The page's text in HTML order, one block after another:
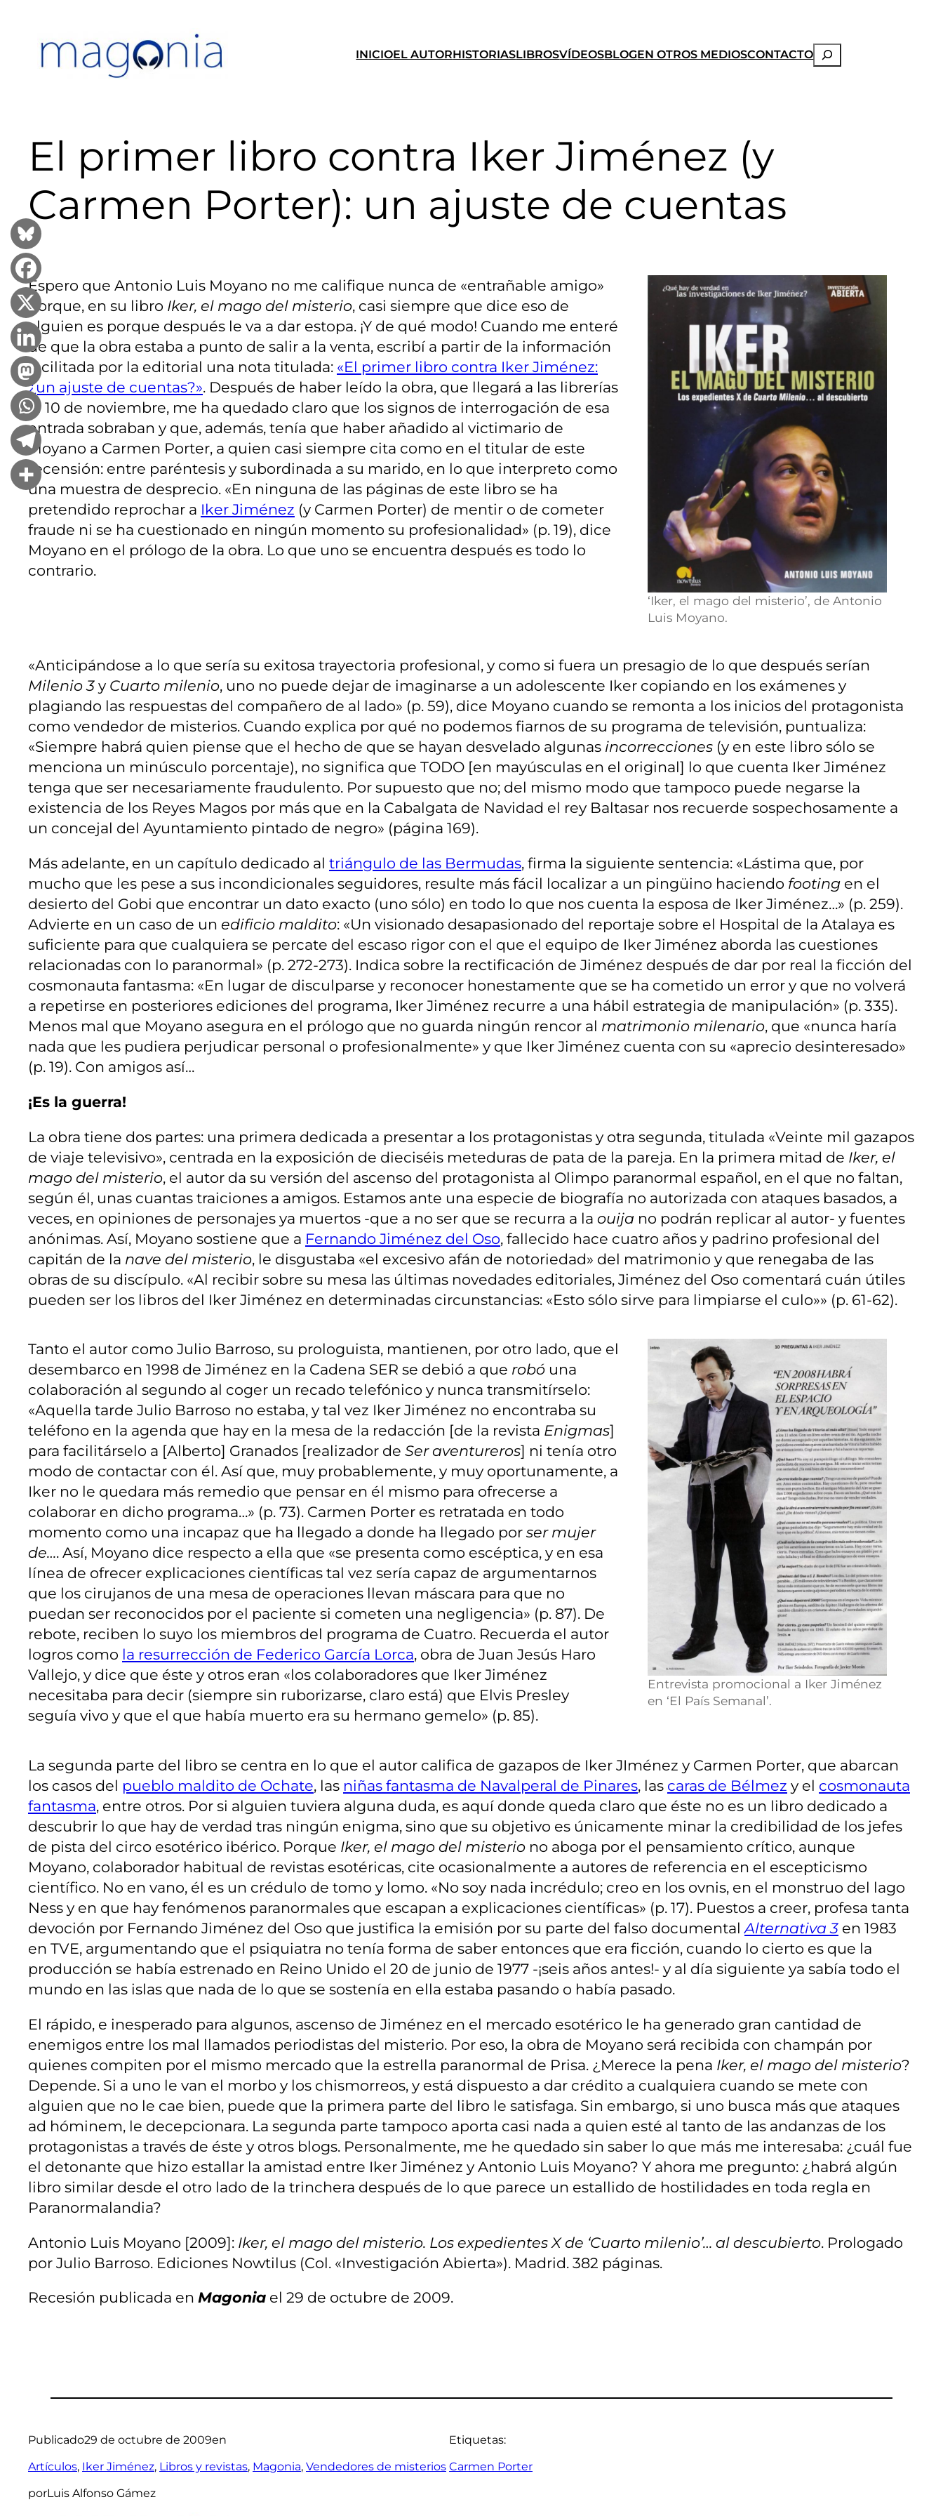
contenido
INICIOEL AUTORHISTORIASLIBROSVÍDEOSBLOGEN OTROS MEDIOSCONTACTOBuscar
El primer libro contra Iker Jiménez (y
Carmen Porter): un ajuste de cuentas
Espero que Antonio Luis Moyano no me califique nunca de «entrañable amigo»
porque, en su libro Iker, el mago del misterio, casi siempre que dice eso de
alguien es porque después le va a dar estopa. ¡Y de qué modo! Cuando me enteré
de que la obra estaba a punto de salir a la venta, escribí a partir de la información
facilitada por la editorial una nota titulada: «El primer libro contra Iker Jiménez:
¿un ajuste de cuentas?». Después de haber leído la obra, que llegará a las librerías
el 10 de noviembre, me ha quedado claro que los signos de interrogación de esa
entrada sobraban y que, además, tenía que haber añadido al victimario de
Moyano a Carmen Porter, a quien casi siempre cita como en el titular de este
recensión: entre paréntesis y subordinada a su marido, en lo que interpreto como
una muestra de desprecio. «En ninguna de las páginas de este libro se ha
pretendido reprochar a Iker Jiménez (y Carmen Porter) de mentir o de cometer
fraude ni se ha cuestionado en ningún momento su profesionalidad» (p. 19), dice
Moyano en el prólogo de la obra. Lo que uno se encuentra después es todo lo
contrario.
‘Iker, el mago del misterio’, de Antonio
Luis Moyano.
«Anticipándose a lo que sería su exitosa trayectoria profesional, y como si fuera un presagio de lo que después serían
Milenio 3 y Cuarto milenio, uno no puede dejar de imaginarse a un adolescente Iker copiando en los exámenes y
plagiando las respuestas del compañero de al lado» (p. 59), dice Moyano cuando se remonta a los inicios del protagonista
como vendedor de misterios. Cuando explica por qué no podemos fiarnos de su programa de televisión, puntualiza:
«Siempre habrá quien piense que el hecho de que se hayan desvelado algunas incorrecciones (y en este libro sólo se
menciona un minúsculo porcentaje), no significa que TODO [en mayúsculas en el original] lo que cuenta Iker Jiménez
tenga que ser necesariamente fraudulento. Por supuesto que no; del mismo modo que tampoco puede negarse la
existencia de los Reyes Magos por más que en la Cabalgata de Navidad el rey Baltasar nos recuerde sospechosamente a
un concejal del Ayuntamiento pintado de negro» (página 169).
Más adelante, en un capítulo dedicado al triángulo de las Bermudas, firma la siguiente sentencia: «Lástima que, por
mucho que les pese a sus incondicionales seguidores, resulte más fácil localizar a un pingüino haciendo footing en el
desierto del Gobi que encontrar un dato exacto (uno sólo) en todo lo que nos cuenta la esposa de Iker Jiménez…» (p. 259).
Advierte en un caso de un edificio maldito: «Un visionado desapasionado del reportaje sobre el Hospital de la Atalaya es
suficiente para que cualquiera se percate del escaso rigor con el que el equipo de Iker Jiménez aborda las cuestiones
relacionadas con lo paranormal» (p. 272-273). Indica sobre la rectificación de Jiménez después de dar por real la ficción del
cosmonauta fantasma: «En lugar de disculparse y reconocer honestamente que se ha cometido un error y que no volverá
a repetirse en posteriores ediciones del programa, Iker Jiménez recurre a una hábil estrategia de manipulación» (p. 335).
Menos mal que Moyano asegura en el prólogo que no guarda ningún rencor al matrimonio milenario, que «nunca haría
nada que les pudiera perjudicar personal o profesionalmente» y que Iker Jiménez cuenta con su «aprecio desinteresado»
(p. 19). Con amigos así…
¡Es la guerra!
La obra tiene dos partes: una primera dedicada a presentar a los protagonistas y otra segunda, titulada «Veinte mil gazapos
de viaje televisivo», centrada en la exposición de dieciséis meteduras de pata de la pareja. En la primera mitad de Iker, el
mago del misterio, el autor da su versión del ascenso del protagonista al Olimpo paranormal español, en el que no faltan,
según él, unas cuantas traiciones a amigos. Estamos ante una especie de biografía no autorizada con ataques basados, a
veces, en opiniones de personajes ya muertos -que a no ser que se recurra a la ouija no podrán replicar al autor- y fuentes
anónimas. Así, Moyano sostiene que a Fernando Jiménez del Oso, fallecido hace cuatro años y padrino profesional del
capitán de la nave del misterio, le disgustaba «el excesivo afán de notoriedad» del matrimonio y que renegaba de las
obras de su discípulo. «Al recibir sobre su mesa las últimas novedades editoriales, Jiménez del Oso comentará cuán útiles
pueden ser los libros del Iker Jiménez en determinadas circunstancias: «Esto sólo sirve para limpiarse el culo»» (p. 61-62).
Tanto el autor como Julio Barroso, su prologuista, mantienen, por otro lado, que el
desembarco en 1998 de Jiménez en la Cadena SER se debió a que robó una
colaboración al segundo al coger un recado telefónico y nunca transmitírselo:
«Aquella tarde Julio Barroso no estaba, y tal vez Iker Jiménez no encontraba su
teléfono en la agenda que hay en la mesa de la redacción [de la revista Enigmas]
para facilitárselo a [Alberto] Granados [realizador de Ser aventureros] ni tenía otro
modo de contactar con él. Así que, muy probablemente, y muy oportunamente, a
Iker no le quedara más remedio que pensar en él mismo para ofrecerse a
colaborar en dicho programa…» (p. 73). Carmen Porter es retratada en todo
momento como una incapaz que ha llegado a donde ha llegado por ser mujer
de…. Así, Moyano dice respecto a ella que «se presenta como escéptica, y en esa
línea de ofrecer explicaciones científicas tal vez sería capaz de argumentarnos
que los cirujanos de una mesa de operaciones llevan máscara para que no
puedan ser reconocidos por el paciente si cometen una negligencia» (p. 87). De
rebote, reciben lo suyo los miembros del programa de Cuatro. Recuerda el autor
logros como la resurrección de Federico García Lorca, obra de Juan Jesús Haro
Vallejo, y dice que éste y otros eran «los colaboradores que Iker Jiménez
necesitaba para decir (siempre sin ruborizarse, claro está) que Elvis Presley
seguía vivo y que el que había muerto era su hermano gemelo» (p. 85).
Entrevista promocional a Iker Jiménez
en ‘El País Semanal’.
La segunda parte del libro se centra en lo que el autor califica de gazapos de Iker JIménez y Carmen Porter, que abarcan
los casos del pueblo maldito de Ochate, las niñas fantasma de Navalperal de Pinares, las caras de Bélmez y el cosmonauta
fantasma, entre otros. Por si alguien tuviera alguna duda, es aquí donde queda claro que éste no es un libro dedicado a
descubrir lo que hay de verdad tras ningún enigma, sino que su objetivo es únicamente minar la credibilidad de los jefes
de pista del circo esotérico ibérico. Porque Iker, el mago del misterio no aboga por el pensamiento crítico, aunque
Moyano, colaborador habitual de revistas esotéricas, cite ocasionalmente a autores de referencia en el escepticismo
científico. No en vano, él es un crédulo de tomo y lomo. «No soy nada incrédulo; creo en los ovnis, en el monstruo del lago
Ness y en que hay fenómenos paranormales que escapan a explicaciones científicas» (p. 17). Puestos a creer, profesa tanta
devoción por Fernando Jiménez del Oso que justifica la emisión por su parte del falso documentalAlternativa 3 en 1983
en TVE, argumentando que el psiquiatra no tenía forma de saber entonces que era ficción, cuando lo cierto es que la
producción se había estrenado en Reino Unido el 20 de junio de 1977 -¡seis años antes!- y al día siguiente ya sabía todo el
mundo en las islas que nada de lo que se sostenía en ella estaba pasando o había pasado.
El rápido, e inesperado para algunos, ascenso de Jiménez en el mercado esotérico le ha generado gran cantidad de
enemigos entre los mal llamados periodistas del misterio. Por eso, la obra de Moyano será recibida con champán por
quienes compiten por el mismo mercado que la estrella paranormal de Prisa. ¿Merece la pena Iker, el mago del misterio?
Depende. Si a uno le van el morbo y los chismorreos, y está dispuesto a dar crédito a cualquiera cuando se mete con
alguien que no le cae bien, puede que la primera parte del libro le satisfaga. Sin embargo, si uno busca más que ataques
ad hóminem, le decepcionara. La segunda parte tampoco aporta casi nada a quien esté al tanto de las andanzas de los
protagonistas a través de éste y otros blogs. Personalmente, me he quedado sin saber lo que más me interesaba: ¿cuál fue
el detonante que hizo estallar la amistad entre Iker Jiménez y Antonio Luis Moyano? Y ahora me pregunto: ¿habrá algún
libro similar desde el otro lado de la trinchera después de lo que parece un estallido de hostilidades en toda regla en
Paranormalandia?
Antonio Luis Moyano [2009]: Iker, el mago del misterio. Los expedientes X de ‘Cuarto milenio’… al descubierto. Prologado
por Julio Barroso. Ediciones Nowtilus (Col. «Investigación Abierta»). Madrid. 382 páginas.
Recesión publicada en Magonia el 29 de octubre de 2009.
Publicado29 de octubre de 2009en
Artículos, Iker Jiménez, Libros y revistas, Magonia, Vendedores de misterios
porLuis Alfonso Gámez
Etiquetas:
Carmen Porter